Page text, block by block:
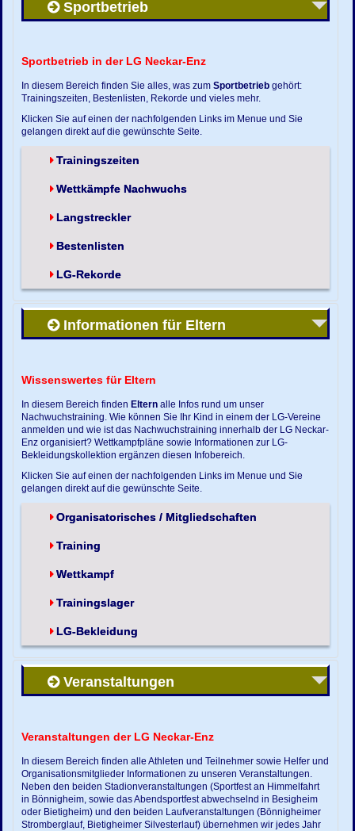
Sportbetrieb
Sportbetrieb in der LG Neckar-Enz
In diesem Bereich finden Sie alles, was zumSportbetrieb gehört:
Trainingszeiten, Bestenlisten, Rekorde und vieles mehr.
Klicken Sie auf einen der nachfolgenden Links im Menue und Sie
gelangen direkt auf die gewünschte Seite.
Trainingszeiten
Wettkämpfe Nachwuchs
Langstreckler
Bestenlisten
LG-Rekorde
Informationen für Eltern
Wissenswertes für Eltern
In diesem Bereich finden Eltern alle Infos rund um unser
Nachwuchstraining. Wie können Sie Ihr Kind in einem der LG-Vereine
anmelden und wie ist das Nachwuchstraining innerhalb der LG Neckar-
Enz organisiert? Wettkampfpläne sowie Informationen zur LG-
Bekleidungskollektion ergänzen diesen Infobereich.
Klicken Sie auf einen der nachfolgenden Links im Menue und Sie
gelangen direkt auf die gewünschte Seite.
Organisatorisches / Mitgliedschaften
Training
Wettkampf
Trainingslager
LG-Bekleidung
Veranstaltungen
Veranstaltungen der LG Neckar-Enz
In diesem Bereich finden alle Athleten und Teilnehmer sowie Helfer und
Organisationsmitglieder Informationen zu unseren Veranstaltungen.
Neben den beiden Stadionveranstaltungen (Sportfest an Himmelfahrt
in Bönnigheim, sowie das Abendsportfest abwechselnd in Besigheim
oder Bietigheim) und den beiden Laufveranstaltungen (Bönnigheimer
Stromberglauf, Bietigheimer Silvesterlauf) übernehmen wir jedes Jahr